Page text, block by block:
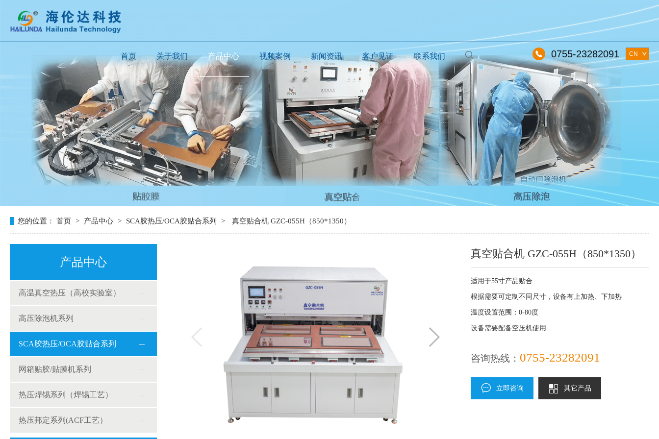
首页 关于我们 产品中心 视频案例 新闻资讯 客户见证 联系我们 0755-23282091 CN
EN
您的位置：首页 > 产品中心 > SCA胶热压/OCA胶贴合系列 > 真空贴合机 GZC-055H（850*1350）
产品中心
高温真空热压（高校实验室）
高压除泡机系列
SCA胶热压/OCA胶贴合系列
网箱贴胶/贴膜机系列
热压焊锡系列（焊锡工艺）
热压邦定系列(ACF工艺）
真空贴合机 GZC-055H（850*1350）
适用于55寸产品贴合
根据需要可定制不同尺寸，设备有上加热、下加热
温度设置范围：0-80度
设备需要配备空压机使用
咨询热线： 0755-23282091
立即咨询 其它产品